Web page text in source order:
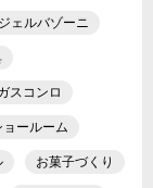
ジェルバゾーニ
スコンロ
ールーム
お菓子づくり